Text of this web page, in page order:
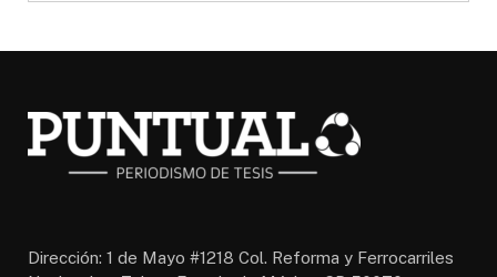
Dirección: 1 de Mayo #1218 Col. Reforma y Ferrocarriles